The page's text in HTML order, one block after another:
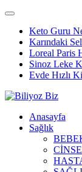
Keto Guru
Karındaki
Loreal Paris
Sinoz Leke
Evde Hızlı
Anasayfa
Sağlık